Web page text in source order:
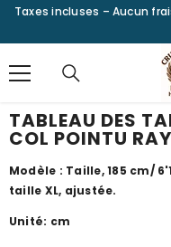
PASSER AU CONTENU
Taxes incluses – Aucun
TABLEAU DES
COL POINTU
Modèle : Taille, 185 cm/
taille XL, ajustée.
Unité: cm